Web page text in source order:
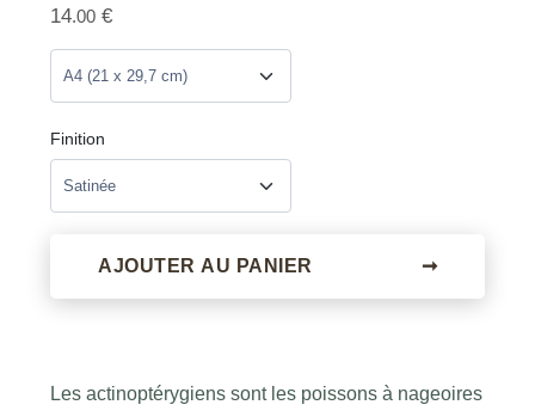
14.00 €
Finition
AJOUTER AU PANIER ➞
Les actinoptérygiens sont les poissons à nageoires